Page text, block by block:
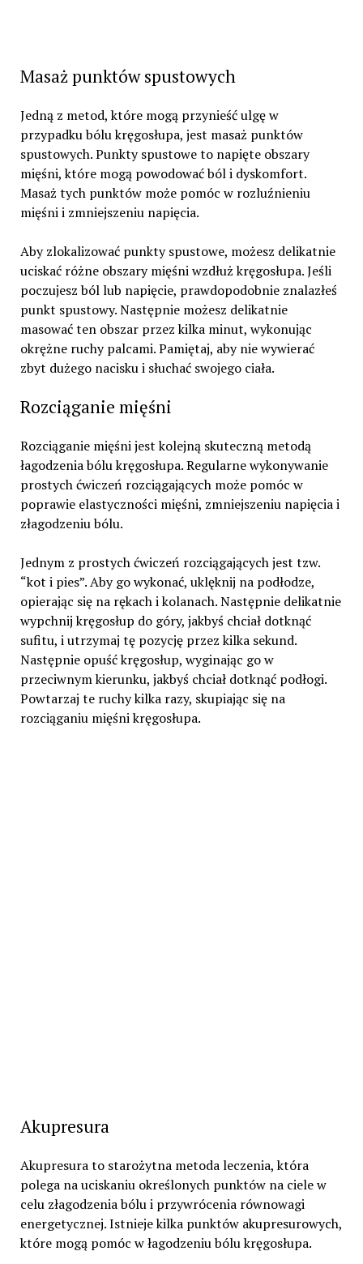
Masaż punktów spustowych
Jedną z metod, które mogą przynieść ulgę w
przypadku bólu kręgosłupa, jest masaż punktów
spustowych. Punkty spustowe to napięte obszary
mięśni, które mogą powodować ból i dyskomfort.
Masaż tych punktów może pomóc w rozluźnieniu
mięśni i zmniejszeniu napięcia.
Aby zlokalizować punkty spustowe, możesz delikatnie
uciskać różne obszary mięśni wzdłuż kręgosłupa. Jeśli
poczujesz ból lub napięcie, prawdopodobnie znalazłeś
punkt spustowy. Następnie możesz delikatnie
masować ten obszar przez kilka minut, wykonując
okrężne ruchy palcami. Pamiętaj, aby nie wywierać
zbyt dużego nacisku i słuchać swojego ciała.
Rozciąganie mięśni
Rozciąganie mięśni jest kolejną skuteczną metodą
łagodzenia bólu kręgosłupa. Regularne wykonywanie
prostych ćwiczeń rozciągających może pomóc w
poprawie elastyczności mięśni, zmniejszeniu napięcia i
złagodzeniu bólu.
Jednym z prostych ćwiczeń rozciągających jest tzw.
“kot i pies”. Aby go wykonać, uklęknij na podłodze,
opierając się na rękach i kolanach. Następnie delikatnie
wypchnij kręgosłup do góry, jakbyś chciał dotknąć
sufitu, i utrzymaj tę pozycję przez kilka sekund.
Następnie opuść kręgosłup, wyginając go w
przeciwnym kierunku, jakbyś chciał dotknąć podłogi.
Powtarzaj te ruchy kilka razy, skupiając się na
rozciąganiu mięśni kręgosłupa.
Akupresura
Akupresura to starożytna metoda leczenia, która
polega na uciskaniu określonych punktów na ciele w
celu złagodzenia bólu i przywrócenia równowagi
energetycznej. Istnieje kilka punktów akupresurowych,
które mogą pomóc w łagodzeniu bólu kręgosłupa.